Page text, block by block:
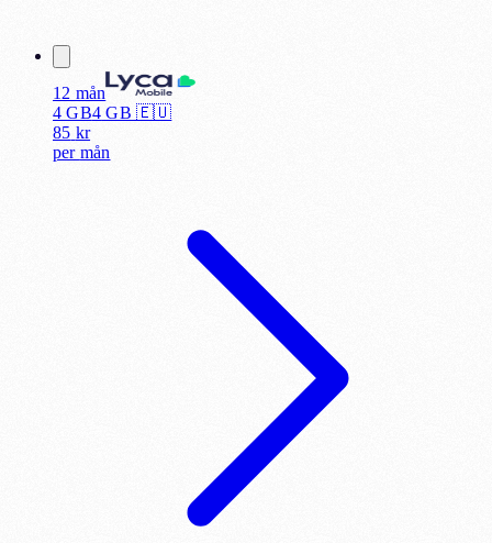
12 mån
4 GB4 GB 🇪🇺
85 kr
per mån